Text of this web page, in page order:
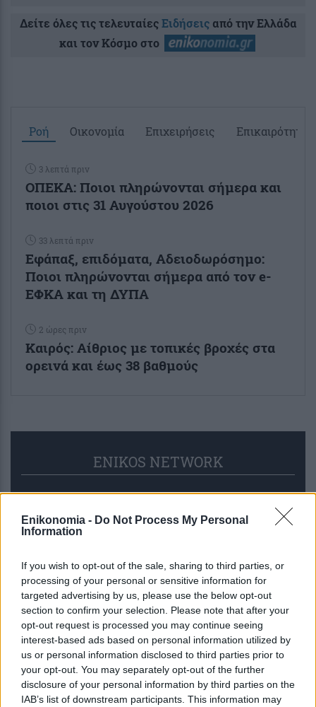
Enikonomia - Do Not Process My Personal
Information
If you wish to opt-out of the sale, sharing to third parties, or
processing of your personal or sensitive information for
targeted advertising by us, please use the below opt-out
section to confirm your selection. Please note that after your
opt-out request is processed you may continue seeing
interest-based ads based on personal information utilized by
us or personal information disclosed to third parties prior to
your opt-out. You may separately opt-out of the further
disclosure of your personal information by third parties on the
IAB’s list of downstream participants. This information may
Δείτε όλες τις τελευταίεςΕιδήσειςαπό την Ελλάδα
και τον Κόσμο στο
Ροή Οικονομία Επιχειρήσεις Επικαιρότητα
3 λεπτά πριν
ΟΠΕΚΑ: Ποιοι πληρώνονται σήμερα και
ποιοι στις 31 Αυγούστου 2026
33 λεπτά πριν
Εφάπαξ, επιδόματα, Αδειοδωρόσημο:
Ποιοι πληρώνονται σήμερα από τον e-
ΕΦΚΑ και τη ΔΥΠΑ
2 ώρες πριν
Καιρός: Αίθριος με τοπικές βροχές στα
ορεινά και έως 38 βαθμούς
ENIKOS NETWORK
Τουρισμός για Όλους: Ποιοι ΑΦΜ
κάνουν αίτηση σήμερα – Οι